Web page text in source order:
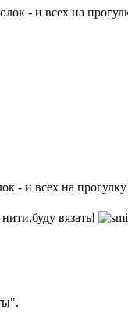
- и всех на
- и всех на
вязать!